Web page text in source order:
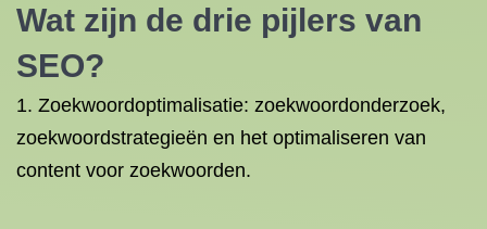
Wat zijn de drie pijlers van
SEO?
1. Zoekwoordoptimalisatie: zoekwoordonderzoek,
zoekwoordstrategieën en het optimaliseren van
content voor zoekwoorden.